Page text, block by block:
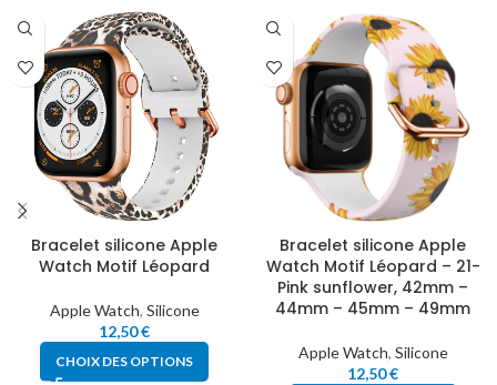
Bracelet silicone Apple
Watch Motif Léopard
Apple Watch, Silicone
12,50€
CHOIX DES OPTIONS
Bracelet silicone Apple
Watch Motif Léopard – 21-
Pink sunflower, 42mm –
44mm – 45mm – 49mm
Apple Watch, Silicone
12,50€